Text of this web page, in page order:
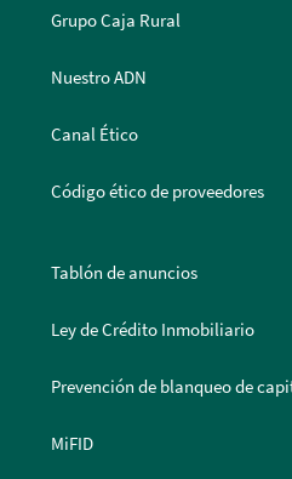
Grupo Caja Rural
Nuestro ADN
Canal Ético
Código ético de proveedores
Tablón de anuncios
Ley de Crédito Inmobiliario
Prevención de blanqueo de
MiFID